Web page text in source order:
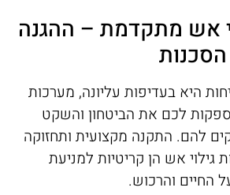
אש מתקדמת – ההגנה
היא בעדיפות עליונה, מערכות
לכם את הביטחון והשקט
להם. התקנה מקצועית ותחזוקה
אש הן קריטיות למניעת
החיים והרכוש.